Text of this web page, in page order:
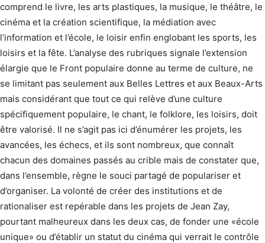
comprend le livre, les arts plastiques, la musique, le théâtre, le
cinéma et la création scientifique, la médiation avec
l’information et l’école, le loisir enfin englobant les sports, les
loisirs et la fête. L’analyse des rubriques signale l’extension
élargie que le Front populaire donne au terme de culture, ne
se limitant pas seulement aux Belles Lettres et aux Beaux-Arts
mais considérant que tout ce qui relève d’une culture
spécifiquement populaire, le chant, le folklore, les loisirs, doit
être valorisé. Il ne s’agit pas ici d’énumérer les projets, les
avancées, les échecs, et ils sont nombreux, que connaît
chacun des domaines passés au crible mais de constater que,
dans l’ensemble, règne le souci partagé de populariser et
d’organiser. La volonté de créer des institutions et de
rationaliser est repérable dans les projets de Jean Zay,
pourtant malheureux dans les deux cas, de fonder une «école
unique» ou d’établir un statut du cinéma qui verrait le contrôle